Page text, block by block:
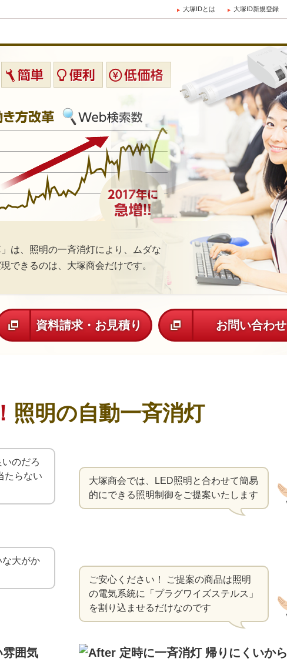
大塚IDとは 大塚ID新規登録
は、照明の一斉消灯により、ムダな
できるのは、大塚商会だけです。
資料請求・お見積り お問い合わせ
照明の自動一斉消灯
のだろ
たらない
大塚商会では、LED照明と合わせて簡易
的にできる照明制御をご提案いたします
な大がか
ご安心ください！ ご提案の商品は照明
の電気系統に「プラグワイズステルス」
を割り込ませるだけなのです